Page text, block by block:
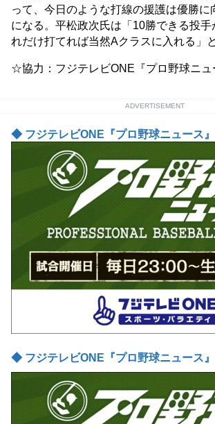
って、今日のような打線の援護は優勝に
になる。平松政次氏は「10勝できる投手
れだけ打てれば当然Aクラスに入れる」
☆協力：フジテレビONE『プロ野球ニュ
ADVERTISEMENT
◆ フジテレビONE『プロ野球ニュース』
◆ フジテレビONE『プロ野球ニュース』